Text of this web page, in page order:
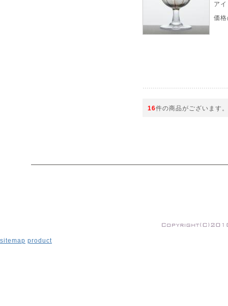
ア
価格
16件の商品がございます。
sitemap product